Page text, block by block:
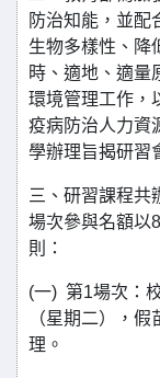
防治知能，並配
生物多樣性、降
時、適地、適量
環境管理工作，
疫病防治人力資
學辦理旨揭研習
三、研習課程共
場次參與名額以
則：
(一) 第1場次：
（星期二），
理。